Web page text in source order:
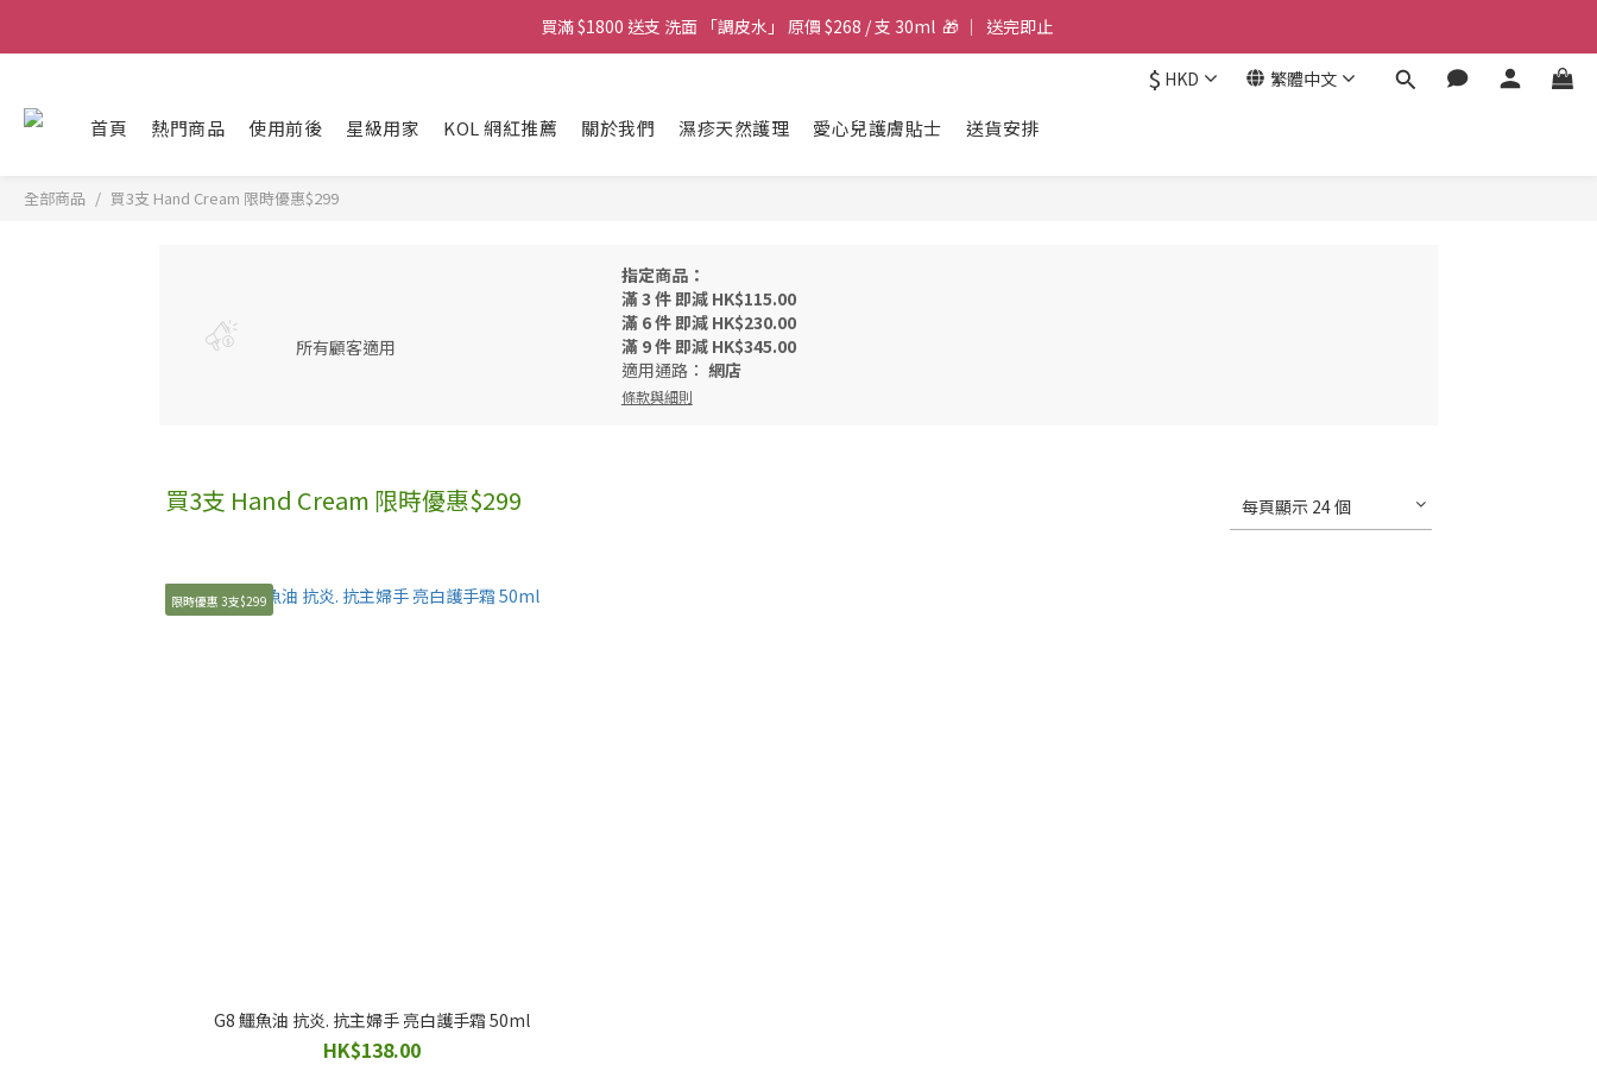
Magic Face Wash 洗面 「調皮水」 卸妝.柔膚.零殘留 ｜ $199 支 30ml | 快閃優惠
買滿 $1800 送支 洗面 「調皮水」 原價 $268 / 支 30ml  🎁 ｜  送完即止
$ HKD 繁體中文
首頁 熱門商品 使用前後 星級用家 KOL 網紅推薦 關於我們 濕疹天然護理 愛心兒護膚貼士 送貨安排
全部商品 買3支 Hand Cream 限時優惠$299
所有顧客適用
指定商品：
滿 3 件 即減 HK$115.00
滿 6 件 即減 HK$230.00
滿 9 件 即減 HK$345.00
適用通路： 網店
條款與細則
買3支 Hand Cream 限時優惠$299 每頁顯示 24 個
限時優惠 3支$299
G8 鱷魚油 抗炎. 抗主婦手 亮白護手霜 50ml
HK$138.00